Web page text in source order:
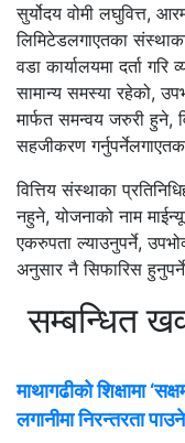
सुर्योदय वोमी लघुवित्त,
लिमिटेडलगाएतका संस्थाका
वडा कार्यालयमा दर्ता
सामान्य समस्या रहेको,
मार्फत समन्वय जरुरी हुने,
सहजीकरण
वित्तिय संस्थाका
नहुने, योजनाको नाम
एकरुपता ल्याउनुपर्ने,
अनुसार नै सिफारिस
सम्बन्धित
माथागढीको शिक्षामा
लगानीमा निरन्तरता पाउने